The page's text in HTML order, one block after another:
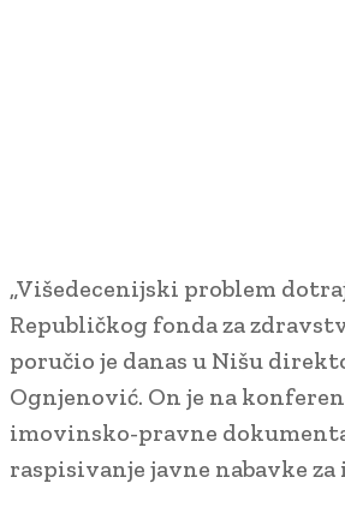
„Višedecenijski problem
Republičkog fonda za
poručio je danas u Nišu
Ognjenović. On je na
imovinsko-pravne
raspisivanje javne nabavke za